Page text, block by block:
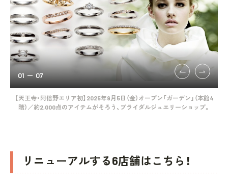
【天王寺・阿倍野エリア初】2025年9月5日（金）オープン「ガーデン」（本館4
階）／約2,000点のアイテムがそろう、ブライダルジュエリーショップ。
01 07
リニューアルする6店舗はこちら！